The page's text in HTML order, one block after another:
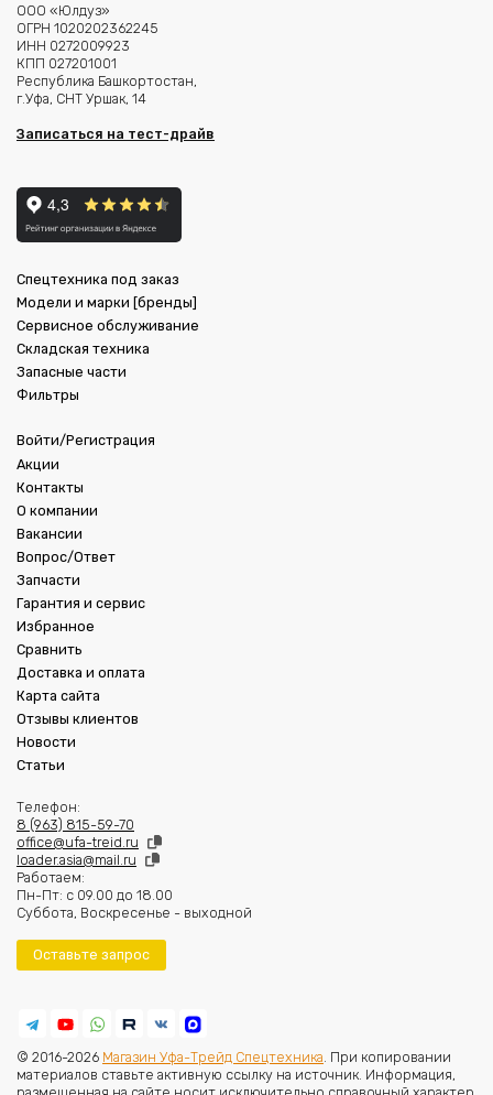
ООО «Юлдуз»
ОГРН 1020202362245
ИНН 0272009923
КПП 027201001
Республика Башкортостан,
г.Уфа, СНТ Уршак, 14
Записаться на тест-драйв
Спецтехника под заказ
Модели и марки [бренды]
Сервисное обслуживание
Складская техника
Запасные части
Фильтры
Войти/Регистрация
Акции
Контакты
О компании
Вакансии
Вопрос/Ответ
Запчасти
Гарантия и сервис
Избранное
Сравнить
Доставка и оплата
Карта сайта
Отзывы клиентов
Новости
Статьи
Телефон:
8 (963) 815-59-70
office@ufa-treid.ru
loader.asia@mail.ru
Работаем:
Пн-Пт: с 09.00 до 18.00
Суббота, Воскресенье - выходной
Оставьте запрос
© 2016-2026 Магазин Уфа-Трейд Спецтехника . При копировании
материалов ставьте активную ссылку на источник. Информация,